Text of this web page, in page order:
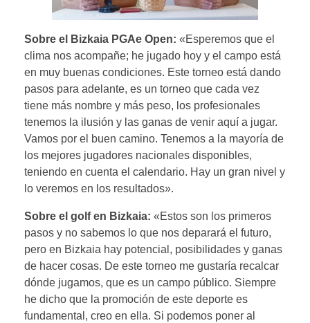
Sobre el Bizkaia PGAe Open: «Esperemos que el
clima nos acompañe; he jugado hoy y el campo está
en muy buenas condiciones. Este torneo está dando
pasos para adelante, es un torneo que cada vez
tiene más nombre y más peso, los profesionales
tenemos la ilusión y las ganas de venir aquí a jugar.
Vamos por el buen camino. Tenemos a la mayoría de
los mejores jugadores nacionales disponibles,
teniendo en cuenta el calendario. Hay un gran nivel y
lo veremos en los resultados».
Sobre el golf en Bizkaia: «Estos son los primeros
pasos y no sabemos lo que nos deparará el futuro,
pero en Bizkaia hay potencial, posibilidades y ganas
de hacer cosas. De este torneo me gustaría recalcar
dónde jugamos, que es un campo público. Siempre
he dicho que la promoción de este deporte es
fundamental, creo en ella. Si podemos poner al